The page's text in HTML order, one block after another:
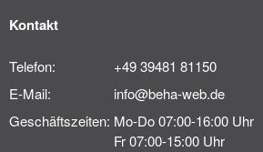
Kontakt
Telefon:
+49 39481 81150
E-Mail:
info@beha-web.de
Geschäftszeiten: Mo-Do 07:00-16:00 Uhr
Fr 07:00-15:00 Uhr